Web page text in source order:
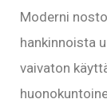
Moderni
hankinnoista
vaivaton